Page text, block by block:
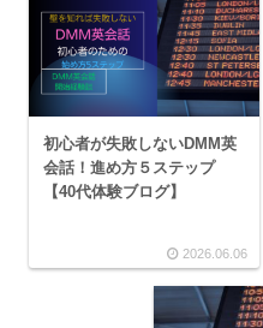
初心者が失敗しないDMM英
会話！進め方５ステップ
【40代体験ブログ】
2026.06.06